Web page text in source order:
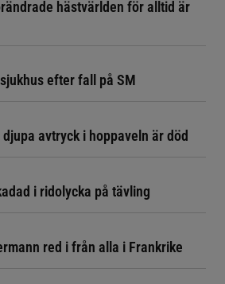
hästvärlden för alltid är
efter fall på SM
avtryck i hoppaveln är död
i ridolycka på tävling
red i från alla i Frankrike